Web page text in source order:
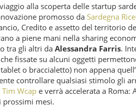
alla scoperta delle startup
promosso da Sardegna
Credito e assetto del territorio
a piene mani nella sharing
tra gli altri da Alessandra Farris.
fissate su alcuni oggetti
o braccialetto) non appena
controllare qualsiasi stimolo gli
Tim Wcap e verrà accelerata a Roma:
prossimi mesi.